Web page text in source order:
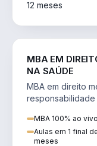
12 meses
MBA EM
NA SAÚDE
MBA em direito
responsabilidade
MBA 100% ao
Aulas em 1 final
meses